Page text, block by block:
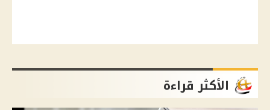
الأكثر قراءة